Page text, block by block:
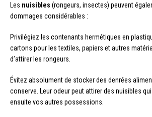
Les nuisibles (rongeurs, insectes) peuvent
dommages considérables :
Privilégiez les contenants hermétiques en
cartons pour les textiles, papiers et autres
d’attirer les rongeurs.
Évitez absolument de stocker des denrées
conserve. Leur odeur peut attirer des nuisibles
ensuite vos autres possessions.